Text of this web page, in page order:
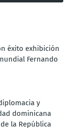
éxito exhibición
Fernando
y
dominicana
la República